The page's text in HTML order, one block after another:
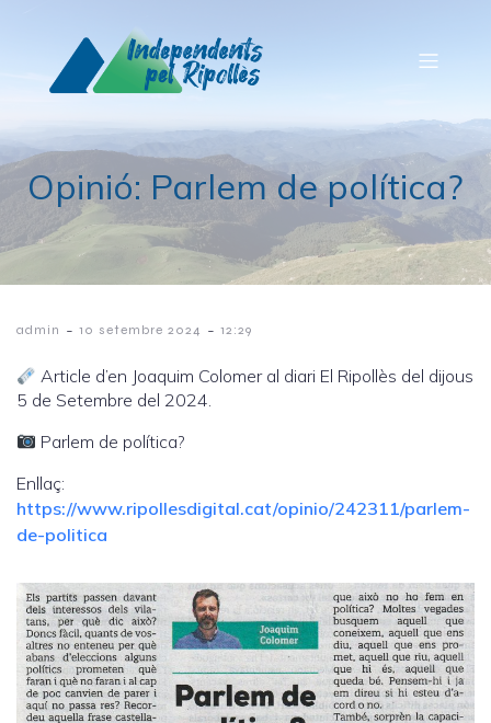
Opinió: Parlem de política?
admin - 10 setembre 2024 - 12:29
Article d’en Joaquim Colomer al diari El Ripollès del dijous
5 de Setembre del 2024.
Parlem de política?
Enllaç:
https://www.ripollesdigital.cat/opinio/242311/parlem-
de-politica